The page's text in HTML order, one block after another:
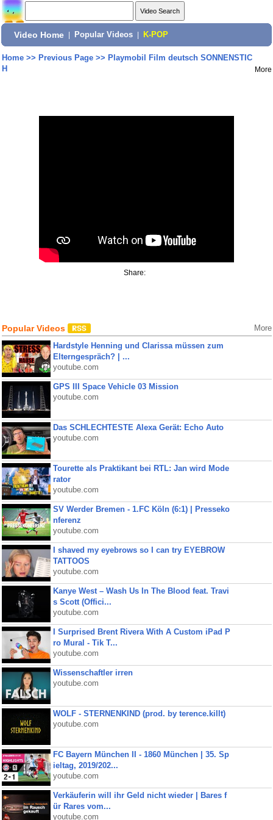
Video Home Popular Videos K-POP
Home>> Previous Page>> Playmobil Film deutsch SONNENSTIC
H
More
Share:
Popular Videos More
Hardstyle Henning und Clarissa müssen zum
Elterngespräch? | ...
youtube.com
GPS III Space Vehicle 03 Mission
youtube.com
Das SCHLECHTESTE Alexa Gerät: Echo Auto
youtube.com
Tourette als Praktikant bei RTL: Jan wird Mode
rator
youtube.com
SV Werder Bremen - 1.FC Köln (6:1) | Presseko
nferenz
youtube.com
I shaved my eyebrows so I can try EYEBROW
TATTOOS
youtube.com
Kanye West – Wash Us In The Blood feat. Travi
s Scott (Offici...
youtube.com
I Surprised Brent Rivera With A Custom iPad P
ro Mural - Tik T...
youtube.com
Wissenschaftler irren
youtube.com
WOLF - STERNENKIND (prod. by terence.killt)
youtube.com
FC Bayern München II - 1860 München | 35. Sp
ieltag, 2019/202...
youtube.com
Verkäuferin will ihr Geld nicht wieder | Bares f
ür Rares vom...
youtube.com